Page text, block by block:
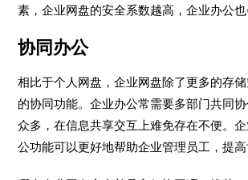
素，企业网盘的安全系数越高，企业办公也
协同办公
相比于个人网盘，企业网盘除了更多的存
的协同功能。企业办公常需要多部门共同
众多，在信息共享交互上难免存在不便。
公功能可以更好地帮助企业管理员工，提高